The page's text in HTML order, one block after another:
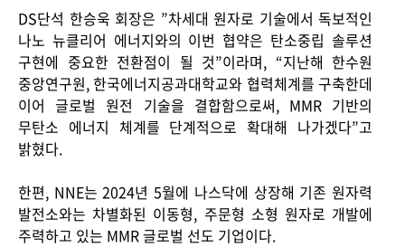
DS단석 한승욱 회장은 ”차세대 원자로 기술에서 독보적인
나노 뉴클리어 에너지와의 이번 협약은 탄소중립 솔루션
구현에 중요한 전환점이 될 것”이라며, “지난해 한수원
중앙연구원, 한국에너지공과대학교와 협력체계를 구축한데
이어 글로벌 원전 기술을 결합함으로써, MMR 기반의
무탄소 에너지 체계를 단계적으로 확대해 나가겠다”고
밝혔다.
한편, NNE는 2024년 5월에 나스닥에 상장해 기존 원자력
발전소와는 차별화된 이동형, 주문형 소형 원자로 개발에
주력하고 있는 MMR글로벌 선도 기업이다.